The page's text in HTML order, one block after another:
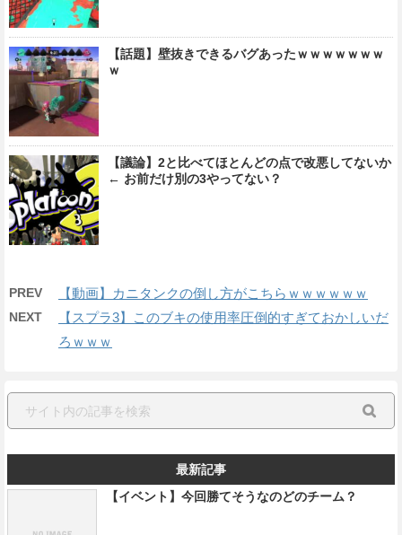
【話題】壁抜きできるバグあったｗｗｗｗｗｗｗ
ｗ
【議論】2と比べてほとんどの点で改悪してないか
← お前だけ別の3やってない？
PREV 【動画】カニタンクの倒し方がこちらｗｗｗｗｗｗ
NEXT
【スプラ3】このブキの使用率圧倒的すぎておかしいだ
ろｗｗｗ
最新記事
【イベント】今回勝てそうなのどのチーム？